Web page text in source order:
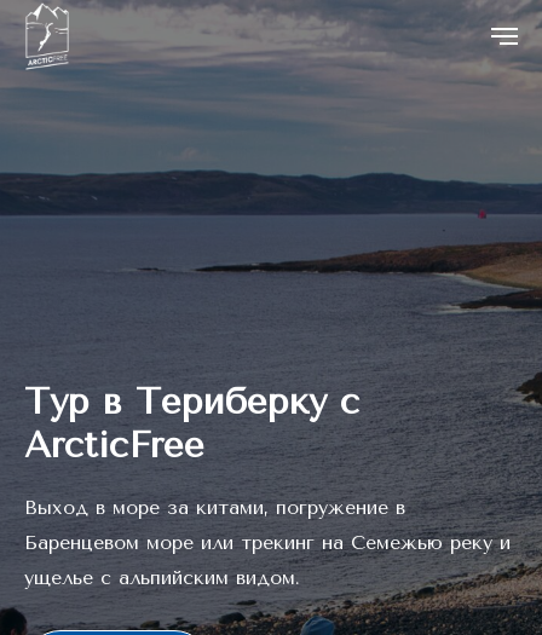
Тур в Териберку с
ArcticFree
Выход в море за китами, погружение в
Баренцевом море или трекинг на Семежью реку и
ущелье с альпийским видом.